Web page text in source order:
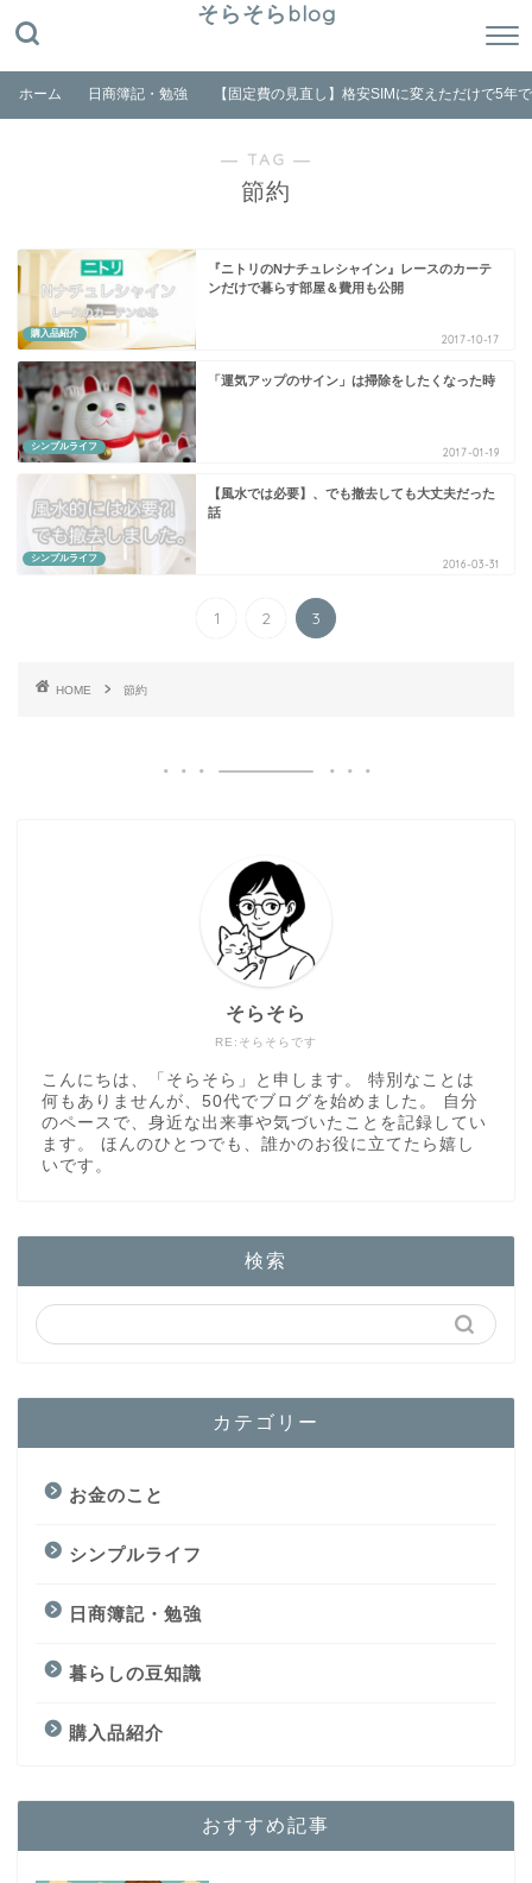
そらそらblog
ホーム 日商簿記・勉強 【固定費の見直し】格安SIMに変えただけで5年
― TAG ―
節約
購入品紹介
『ニトリのNナチュレシャイン』レースのカーテ
ンだけで暮らす部屋＆費用も公開
2017-10-17
シンプルライフ
「運気アップのサイン」は掃除をしたくなった時
2017-01-19
シンプルライフ
【風水では必要】、でも撤去しても大丈夫だった
話
2016-03-31
1 2 3
HOME 節約
RE:そらそらです
そらそら
こんにちは、「そらそら」と申します。 特別なことは
何もありませんが、50代でブログを始めました。 自分
のペースで、身近な出来事や気づいたことを記録してい
ます。 ほんのひとつでも、誰かのお役に立てたら嬉し
いです。
検索
カテゴリー
お金のこと
シンプルライフ
日商簿記・勉強
暮らしの豆知識
購入品紹介
おすすめ記事